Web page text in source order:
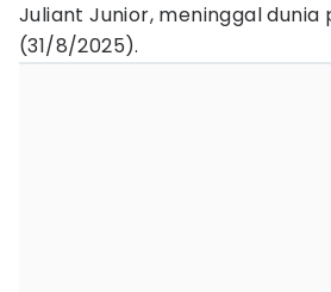
Juliant Junior, meninggal dunia
(31/8/2025).